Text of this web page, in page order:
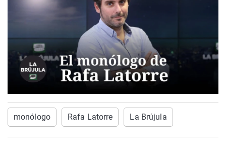
monólogo Rafa Latorre La Brújula